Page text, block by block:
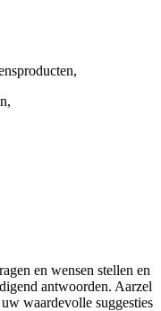
en wensen stellen en
antwoorden. Aarzel
waardevolle suggesties